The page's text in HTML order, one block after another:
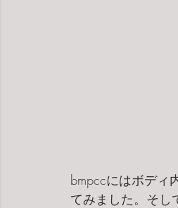
bmpccにはボディ
てみました。そし